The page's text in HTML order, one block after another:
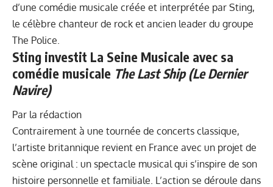
d’une comédie musicale créée et interprétée par Sting,
le célèbre chanteur de rock et ancien leader du groupe
The Police.
Sting investit La Seine Musicale avec sa
comédie musicale The Last Ship (Le Dernier
Navire)
Par la rédaction
Contrairement à une tournée de concerts classique,
l’artiste britannique revient en France avec un projet de
scène original : un spectacle musical qui s’inspire de son
histoire personnelle et familiale. L’action se déroule dans